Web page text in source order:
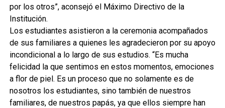
por los otros”, aconsejó el Máximo Directivo de la
Institución.
Los estudiantes asistieron a la ceremonia acompañados
de sus familiares a quienes les agradecieron por su apoyo
incondicional a lo largo de sus estudios. “Es mucha
felicidad la que sentimos en estos momentos, emociones
a flor de piel. Es un proceso que no solamente es de
nosotros los estudiantes, sino también de nuestros
familiares, de nuestros papás, ya que ellos siempre han